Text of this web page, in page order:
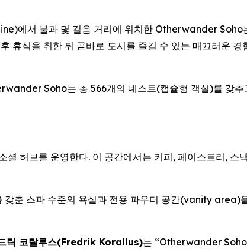
에서 불과 몇 걸음 거리에 위치한 Otherwander Soho
휴식을 취한 뒤 곧바로 도시를 즐길 수 있는 매끄러운
Soho는 총 566개의 네스트(캡슐형 객실)를 갖
허브를 운영한다. 이 공간에서는 커피, 페이스트리, 스
갖춘 스파 수준의 욕실과 전용 파우더 공간(vanity area)
릭 코랄루스(Fredrik Korallus)는 “Otherwander Soho